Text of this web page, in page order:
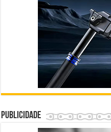
Publicidade